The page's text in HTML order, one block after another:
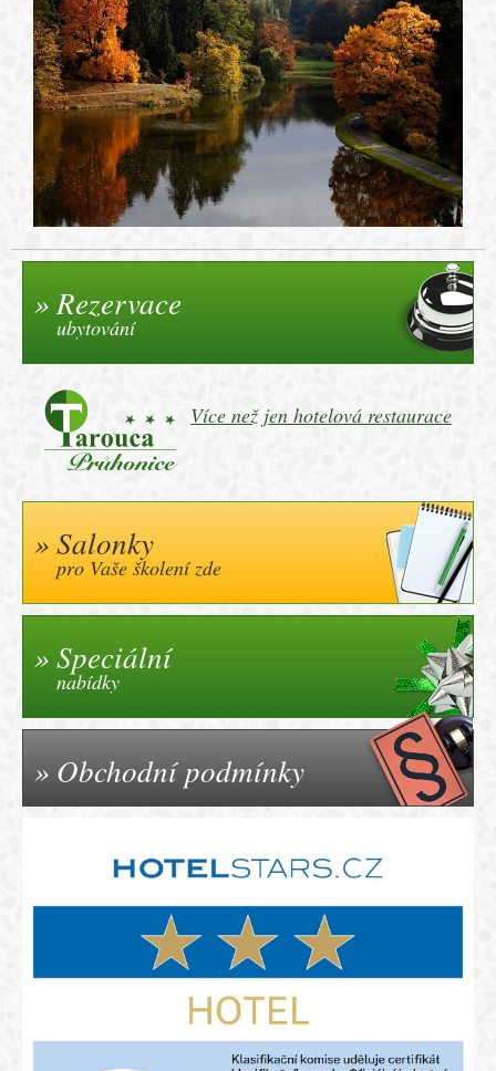
Rezervace
ubytování
Více než jen hotelová restaurace
Salonky
pro Vaše školení zde
Speciální
nabídky
Obchodní podmínky